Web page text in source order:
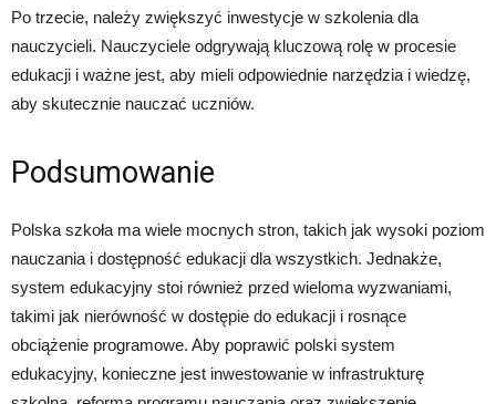
Po trzecie, należy zwiększyć inwestycje w szkolenia dla
nauczycieli. Nauczyciele odgrywają kluczową rolę w procesie
edukacji i ważne jest, aby mieli odpowiednie narzędzia i wiedzę,
aby skutecznie nauczać uczniów.
Podsumowanie
Polska szkoła ma wiele mocnych stron, takich jak wysoki poziom
nauczania i dostępność edukacji dla wszystkich. Jednakże,
system edukacyjny stoi również przed wieloma wyzwaniami,
takimi jak nierówność w dostępie do edukacji i rosnące
obciążenie programowe. Aby poprawić polski system
edukacyjny, konieczne jest inwestowanie w infrastrukturę